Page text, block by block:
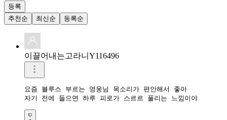
등록
추천순
최신순 등록순
이끌어내는고라니Y116496
요즘 블루스 부르는 영웅님 목소리가 편안해서 좋아
자기 전에 들으면 하루 피로가 스르르 풀리는 느낌이야